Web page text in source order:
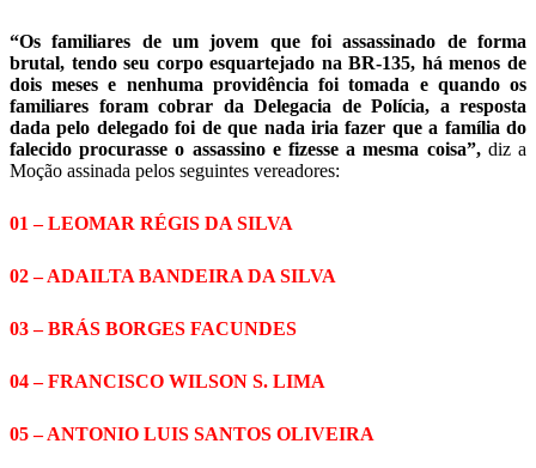
“Os familiares de um jovem que foi assassinado de forma
brutal, tendo seu corpo esquartejado na BR-135, há menos de
dois meses e nenhuma providência foi tomada e quando os
familiares foram cobrar da Delegacia de Polícia, a resposta
dada pelo delegado foi de que nada iria fazer que a família do
falecido procurasse o assassino e fizesse a mesma coisa”,diz a
Moção assinada pelos seguintes vereadores:
01 – LEOMAR RÉGIS DA SILVA
02 – ADAILTA BANDEIRA DA SILVA
03 – BRÁS BORGES FACUNDES
04 – FRANCISCO WILSON S. LIMA
05 – ANTONIO LUIS SANTOS OLIVEIRA